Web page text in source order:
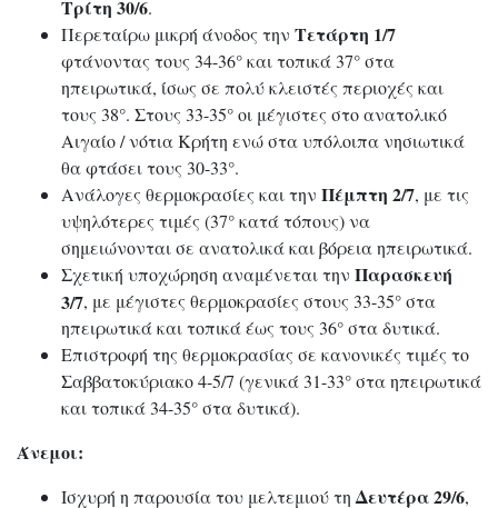
Τρίτη 30/6.
Περεταίρω μικρή άνοδος την Τετάρτη 1/7
φτάνοντας τους 34-36° και τοπικά 37° στα
ηπειρωτικά, ίσως σε πολύ κλειστές περιοχές και
τους 38°. Στους 33-35° οι μέγιστες στο ανατολικό
Αιγαίο / νότια Κρήτη ενώ στα υπόλοιπα νησιωτικά
θα φτάσει τους 30-33°.
Ανάλογες θερμοκρασίες και την Πέμπτη 2/7, με τις
υψηλότερες τιμές (37° κατά τόπους) να
σημειώνονται σε ανατολικά και βόρεια ηπειρωτικά.
Σχετική υποχώρηση αναμένεται την Παρασκευή
3/7, με μέγιστες θερμοκρασίες στους 33-35° στα
ηπειρωτικά και τοπικά έως τους 36° στα δυτικά.
Επιστροφή της θερμοκρασίας σε κανονικές τιμές το
Σαββατοκύριακο 4-5/7 (γενικά 31-33° στα ηπειρωτικά
και τοπικά 34-35° στα δυτικά).
Άνεμοι:
Ισχυρή η παρουσία του μελτεμιού τη Δευτέρα 29/6,